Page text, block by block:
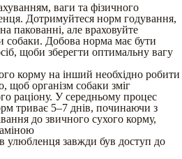
ваги та фізичного
Дотримуйтеся норм годування,
пакованні, але враховуйте
собаки. Добова норма має бути
щоби зберегти оптимальну вагу
корму на інший необхідно робити
щоб організм собаки зміг
раціону. У середньому процес
триває 5–7 днів, починаючи з
до звичного сухого корму,
улюбленця завжди був доступ до